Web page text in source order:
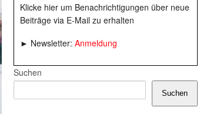
Klicke hier um Benachrichtigungen über neue
Beiträge via E-Mail zu erhalten
► Newsletter: Anmeldung
Suchen
Suchen